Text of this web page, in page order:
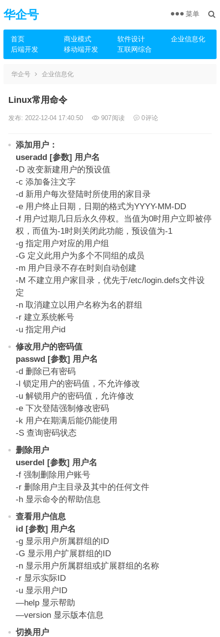
华企号
首页 商业模式 软件设计
企业信息化
后端开发
移动端开发 互联网综合
菜单
华企号 企业信息化
Linux常用命令
发布: 2022-12-04 17:40:50 907阅读 0评论
添加用户：
useradd [参数] 用户名
-D 改变新建用户的预设值
-c 添加备注文字
-d 新用户每次登陆时所使用的家目录
-e 用户终止日期，日期的格式为YYYY-MM-DD
-f 用户过期几日后永久停权。当值为0时用户立即被停
权，而值为-1时则关闭此功能，预设值为-1
-g 指定用户对应的用户组
-G 定义此用户为多个不同组的成员
-m 用户目录不存在时则自动创建
-M 不建立用户家目录，优先于/etc/login.defs文件设
定
-n 取消建立以用户名称为名的群组
-r 建立系统帐号
-u 指定用户id
修改用户的密码值
passwd [参数] 用户名
-d 删除已有密码
-l 锁定用户的密码值，不允许修改
-u 解锁用户的密码值，允许修改
-e 下次登陆强制修改密码
-k 用户在期满后能仍能使用
-S 查询密码状态
删除用户
userdel [参数] 用户名
-f 强制删除用户账号
-r 删除用户主目录及其中的任何文件
-h 显示命令的帮助信息
查看用户信息
id [参数] 用户名
-g 显示用户所属群组的ID
-G 显示用户扩展群组的ID
-n 显示用户所属群组或扩展群组的名称
-r 显示实际ID
-u 显示用户ID
—help 显示帮助
—version 显示版本信息
切换用户